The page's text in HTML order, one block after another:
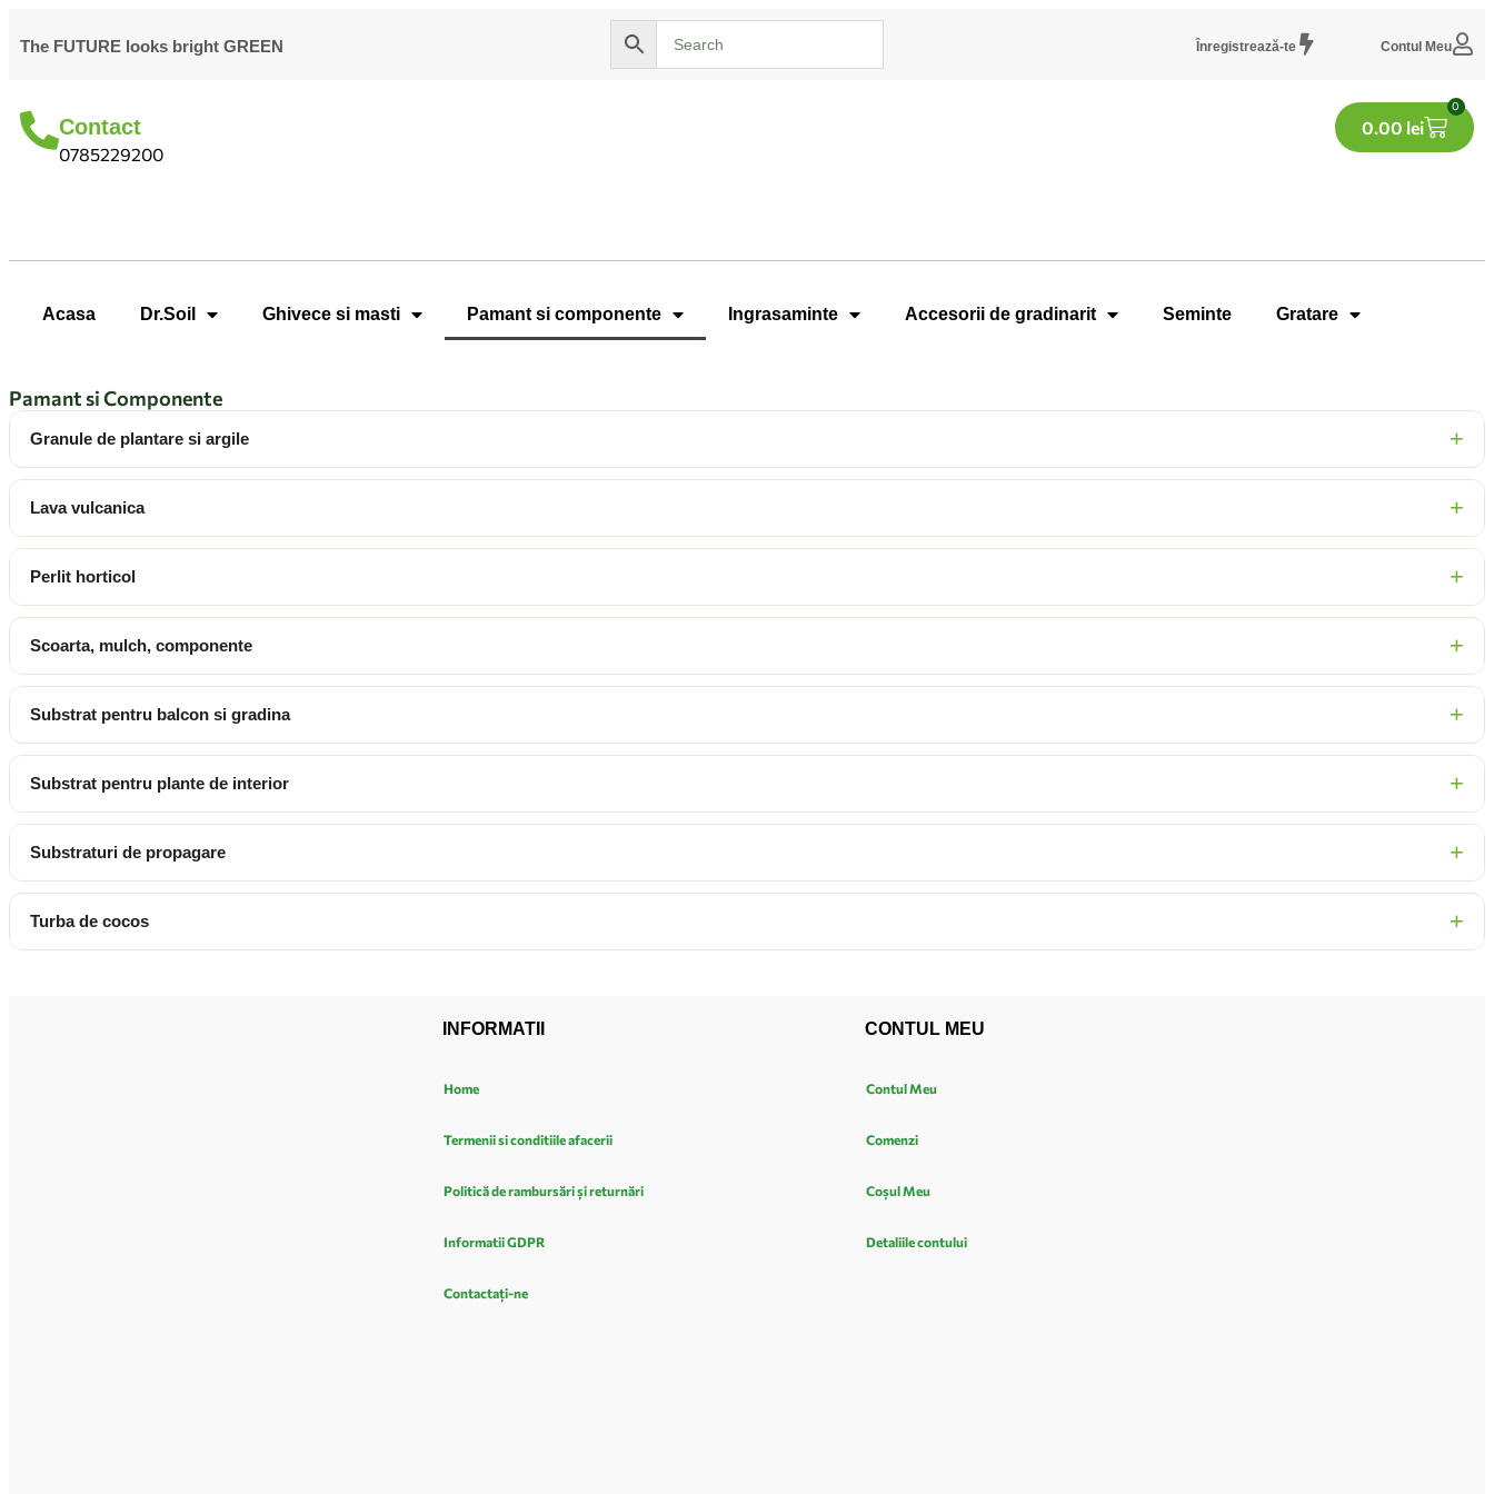
The FUTURE looks bright GREEN Înregistrează-te Contul Meu
Contact
0785229200
0.00 lei
0
Acasa Dr.Soil Ghivece si masti Pamant si componente Ingrasaminte Accesorii de gradinarit Seminte Gratare
Pamant si Componente
Granule de plantare si argile +
Lava vulcanica +
Perlit horticol +
Scoarta, mulch, componente +
Substrat pentru balcon si gradina +
Substrat pentru plante de interior +
Substraturi de propagare +
Turba de cocos +
INFORMATII
Home
Termenii si conditiile afacerii
Politică de rambursări și returnări
Informatii GDPR
Contactați-ne
CONTUL MEU
Contul Meu
Comenzi
Coșul Meu
Detaliile contului